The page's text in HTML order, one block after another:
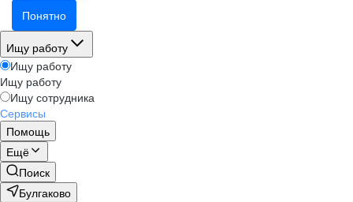
Понятно
Ищу работу
Ищу работу
Ищу работу
Ищу сотрудника
Сервисы
Помощь
Ещё
Поиск
Булгаково